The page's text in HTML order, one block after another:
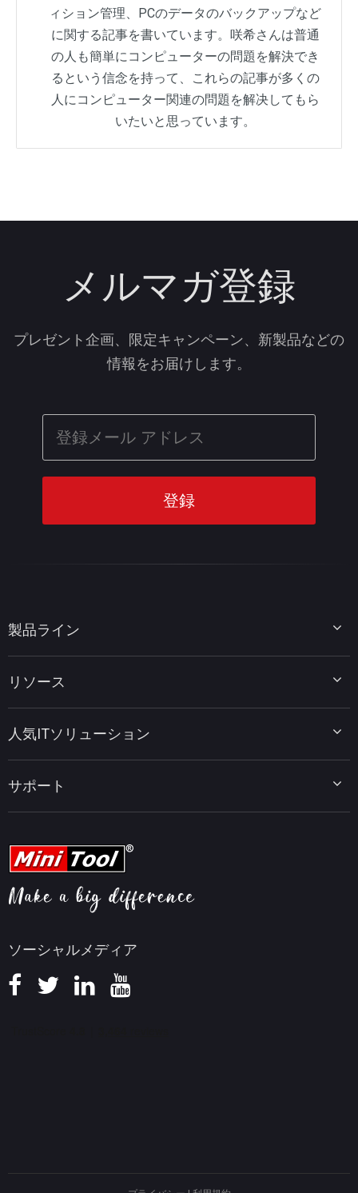
ィション管理、PCのデータのバックアップなど
に関する記事を書いています。咲希さんは普通
の人も簡単にコンピューターの問題を解決でき
るという信念を持って、これらの記事が多くの
人にコンピューター関連の問題を解决してもら
いたいと思っています。
メルマガ登録
プレゼント企画、限定キャンペーン、新製品などの
情報をお届けします。
ソーシャルメディア
製品ライン
MiniTool Power Data Recovery
MiniTool PDF Editor
MiniTool MovieMaker
MiniTool uTube Downloader
リソース
データ復元ヒント
PDF編集ヒント
動画編集ヒント
ビデオ変換ヒント
画面録画ヒント
知識ベース
人気ITソリューション
MiniTool ニュースセンター
サポート
ヘルプ